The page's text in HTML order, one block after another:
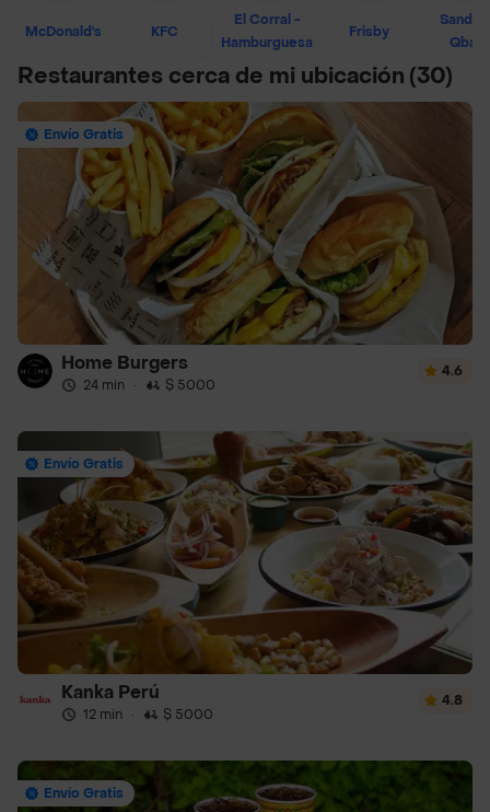
McDonald's KFC
El Corral -
Hamburguesa
Frisby
Restaurantes cerca de mi ubicación (30)
Envío Gratis
Home Burgers
24 min · $ 5000
4.6
Envío Gratis
Kanka Perú
12 min · $ 5000
4.8
Envío Gratis